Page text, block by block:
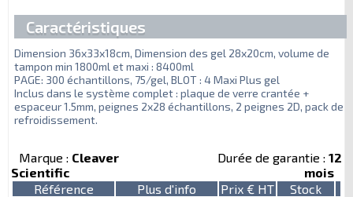
Caractéristiques
Dimension 36x33x18cm, Dimension des gel 28x20cm, volume de
tampon min 1800ml et maxi : 8400ml
PAGE: 300 échantillons, 75/gel, BLOT : 4 Maxi Plus gel
Inclus dans le système complet : plaque de verre crantée +
espaceur 1.5mm, peignes 2x28 échantillons, 2 peignes 2D, pack de
refroidissement.
Marque : Cleaver
Scientific
Durée de garantie : 12
mois
Référence
Plus d'info Prix € HT
Stock